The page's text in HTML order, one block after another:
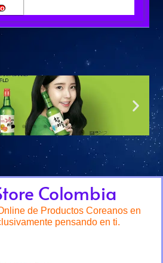
Colombia
de Productos Coreanos en
pensando en ti.